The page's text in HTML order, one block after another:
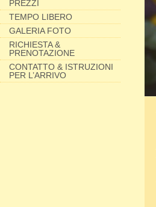
PREZZI
TEMPO LIBERO
GALERIA FOTO
RICHIESTA &
PRENOTAZIONE
CONTATTO & ISTRUZIONI
PER L’ARRIVO